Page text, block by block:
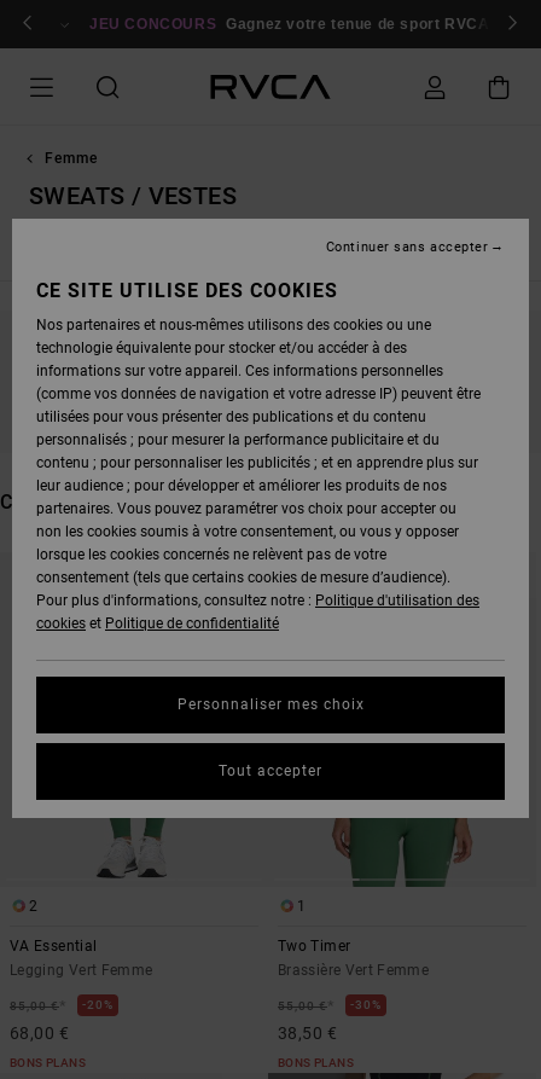
GRILLE
Se connecter / s'inscrire
JEU CONCOURS Gagnez votre tenue de sport RVCA
Femme
SWEATS / VESTES
Hauts / Débardeurs Shorts
NE PARTEZ PAS TROP LOIN, NOS PRODUITS
SERONT BIENTÔT DE RETOUR
CES PRODUITS POURRAIENT VOUS PLAIRE
PASSER
CRITÈRES
FILTRAGE
ALLER
TRIER
2
VA Essential
Legging Vert Femme
85,00 €* 20%
68,00 €
BONS PLANS
1
Two Timer
Brassière Vert Femme
55,00 €* 30%
38,50 €
BONS PLANS
CE SITE UTILISE DES COOKIES
Nos partenaires et nous-mêmes utilisons des cookies ou une
technologie équivalente pour stocker et/ou accéder à des
informations sur votre appareil. Ces informations personnelles
(comme vos données de navigation et votre adresse IP) peuvent être
utilisées pour vous présenter des publications et du contenu
personnalisés ; pour mesurer la performance publicitaire et du
contenu ; pour personnaliser les publicités ; et en apprendre plus sur
leur audience ; pour développer et améliorer les produits de nos
partenaires. Vous pouvez paramétrer vos choix pour accepter ou
non les cookies soumis à votre consentement, ou vous y opposer
lorsque les cookies concernés ne relèvent pas de votre
consentement (tels que certains cookies de mesure d’audience).
Pour plus d'informations, consultez notre : Politique d'utilisation des
cookies et Politique de confidentialité
Personnaliser mes choix
Continuer sans accepter
Tout accepter